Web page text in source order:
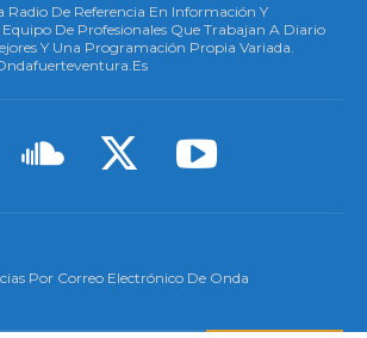
Radio De Referencia En Información Y
De Profesionales Que Trabajan A Diario
Y Una Programación Propia Variada.
Por Correo Electrónico De Onda